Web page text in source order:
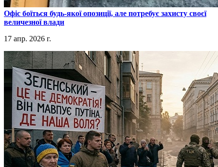
​Офіс боїться будь-якої опозиції, але потребує захисту своєї
величезної влади
17 апр. 2026 г.